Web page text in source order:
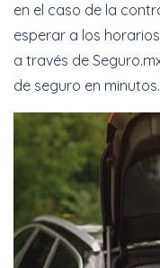
en el caso de la
esperar a los
a través de
de seguro en minutos.